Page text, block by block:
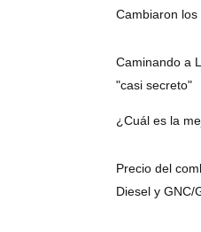
Cambiaron los
Caminando a
"casi secreto"
¿Cuál es la
Precio del
Diesel y GNC/